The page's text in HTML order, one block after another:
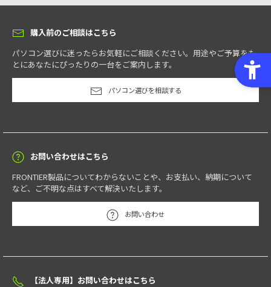
購入前のご相談はこちら
パソコン選びに迷ったらお気軽にご相談ください。用途やご予算をも
とにあなたにぴったりの一台をご案内します。
パソコン選びを相談する
お問い合わせはこちら
FRONTIER製品についてわからないことや、お支払い、納期について
など、ご不明な点はすべて解決いたします。
お問い合わせ
【法人専用】お問い合わせはこちら